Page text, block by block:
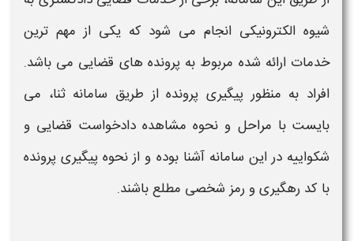
شیوه الکترونیکی انجام می شود که یکی از مهم ترین
خدمات ارائه شده مربوط بهپرونده های قضایی می باشد.
افراد به منظور پیگیری پروندهاز طریق سامانه ثنا، می
بایست با مراحل و نحوه مشاهده دادخواست قضایی و
شکواییهدر این سامانه آشنا بوده و از نحوهپیگیری پرونده
با کد رهگیری و رمز شخصی مطلع باشند.